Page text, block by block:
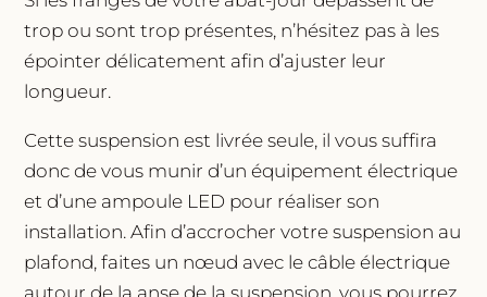
trop ou sont trop présentes, n’hésitez pas à les
épointer délicatement afin d’ajuster leur
longueur.
Cette suspension est livrée seule, il vous suffira
donc de vous munir d’un équipement électrique
et d’une ampoule LED pour réaliser son
installation. Afin d’accrocher votre suspension au
plafond, faites un nœud avec le câble électrique
autour de la anse de la suspension, vous pourrez